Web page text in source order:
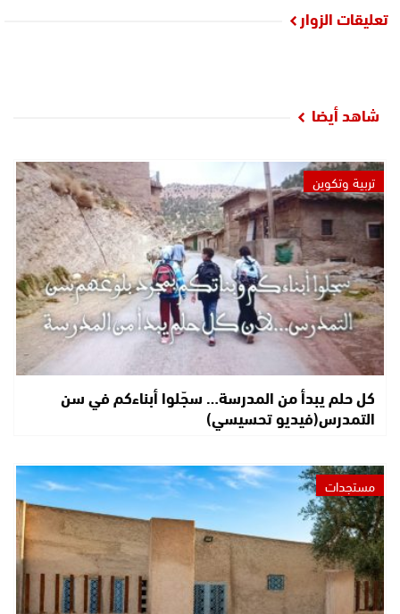
تعليقات الزوار
شاهد أيضا
تربية وتكوين
كل حلم يبدأ من المدرسة… سجّلوا أبناءكم في سن
التمدرس(فيديو تحسيسي)
مستجدات